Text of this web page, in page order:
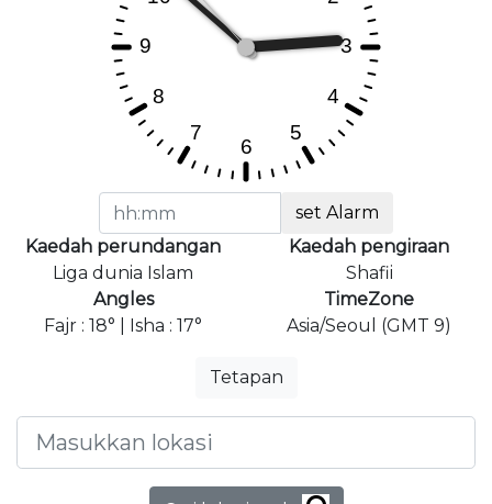
set Alarm
Kaedah perundangan
Liga dunia Islam
Kaedah pengiraan
Shafii
Angles
Fajr : 18° | Isha : 17°
TimeZone
Asia/Seoul (GMT 9)
Tetapan